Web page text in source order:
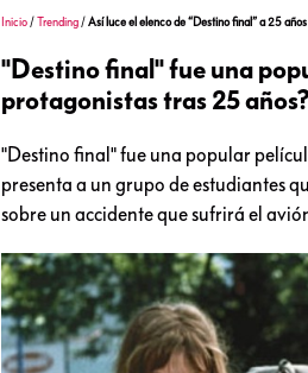
Inicio /Trending /Así luce el elenco de “Destino final” a 25
"Destino final" fue una
protagonistas tras 25 años?
"Destino final" fue una popular
presenta a un grupo de estudiantes
sobre un accidente que sufrirá el